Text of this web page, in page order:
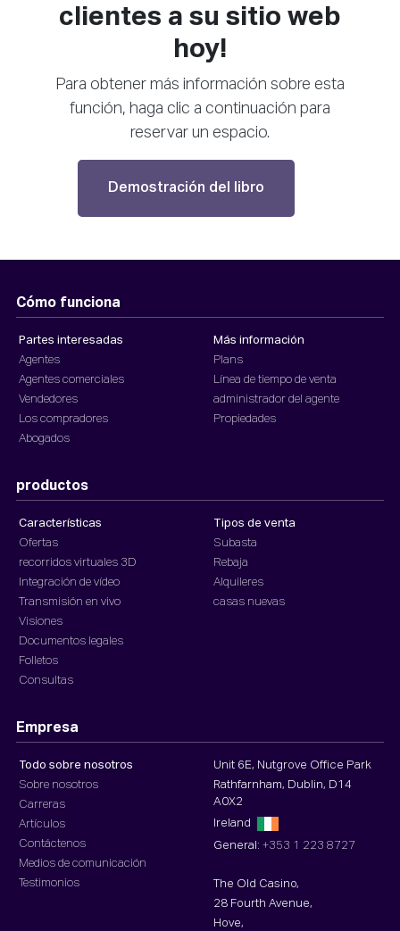
clientes a su sitio web
hoy!
Para obtener más información sobre esta
función, haga clic a continuación para
reservar un espacio.
Demostración del libro
Cómo funciona
Partes interesadas
Agentes
Agentes comerciales
Vendedores
Los compradores
Abogados
Más información
Plans
Línea de tiempo de venta
administrador del agente
Propiedades
productos
Características
Ofertas
recorridos virtuales 3D
Integración de vídeo
Transmisión en vivo
Visiones
Documentos legales
Folletos
Consultas
Tipos de venta
Subasta
Rebaja
Alquileres
casas nuevas
Empresa
Todo sobre nosotros
Sobre nosotros
Carreras
Artículos
Contáctenos
Medios de comunicación
Testimonios
Unit 6E, Nutgrove Office Park
Rathfarnham, Dublin, D14
A0X2
Ireland
General: +353 1 223 8727
The Old Casino,
28 Fourth Avenue,
Hove,